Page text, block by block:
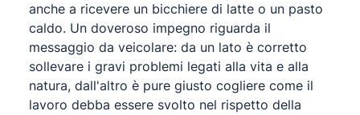
anche a ricevere un bicchiere di latte o un pasto
caldo. Un doveroso impegno riguarda il
messaggio da veicolare: da un lato è corretto
sollevare i gravi problemi legati alla vita e alla
natura, dall'altro è pure giusto cogliere come il
lavoro debba essere svolto nel rispetto della